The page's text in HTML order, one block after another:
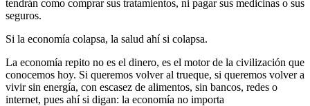
tendrán como comprar sus tratamientos, ni pagar sus medicinas o sus
seguros.
Si la economía colapsa, la salud ahí si colapsa.
La economía repito no es el dinero, es el motor de la civilización que
conocemos hoy. Si queremos volver al trueque, si queremos volver a
vivir sin energía, con escasez de alimentos, sin bancos, redes o
internet, pues ahí si digan: la economía no importa